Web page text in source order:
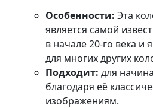
Особенности: Эта
является самой
в начале 20-го века и
для многих других
Подходит: для
благодаря её
изображениям.